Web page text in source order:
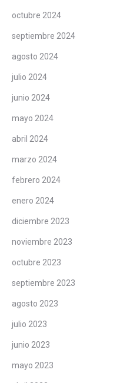
octubre 2024
septiembre 2024
agosto 2024
julio 2024
junio 2024
mayo 2024
abril 2024
marzo 2024
febrero 2024
enero 2024
diciembre 2023
noviembre 2023
octubre 2023
septiembre 2023
agosto 2023
julio 2023
junio 2023
mayo 2023